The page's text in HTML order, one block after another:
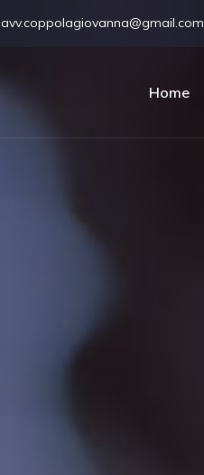
avv.coppolagiovanna@gmail.com
Home